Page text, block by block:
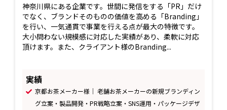
神奈川県にある企業です。世間に発信をする「PR」だけ
でなく、ブランドそのものの価値を高める「Branding」
を行い、一気通貫で事業を行える点が最大の特徴です。
大小問わない規模感に対応した実績があり、柔軟に対応
頂けます。また、クライアント様のBranding...
実績
京都お茶メーカー様｜ 老舗お茶メーカーの新規ブランディン
グ立案・製品開発・PR戦略立案・SNS運用・パッケージデザ